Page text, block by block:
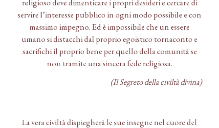
religioso deve dimenticare i propri desideri e cercare di
servire l’interesse pubblico in ogni modo possibile e con
massimo impegno. Ed è impossibile che un essere
umano si distacchi dal proprio egoistico tornaconto e
sacrifichi il proprio bene per quello della comunità se
non tramite una sincera fede religiosa.
(Il Segreto della civiltà divina)
La vera civiltà dispiegherà le sue insegne nel cuore del